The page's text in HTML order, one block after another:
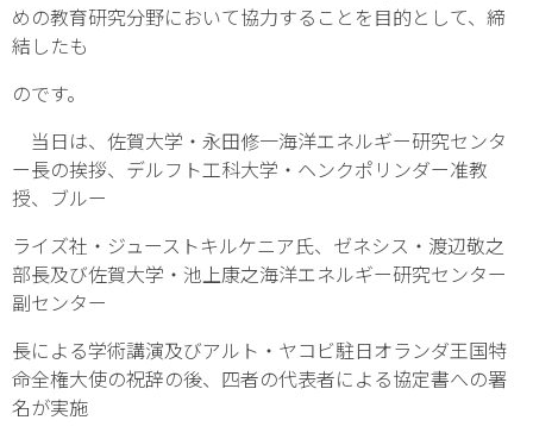
めの教育研究分野において協力することを目的として、締
結したも
のです。
当日は、佐賀大学・永田修一海洋エネルギー研究センタ
ー長の挨拶、デルフト工科大学・ヘンクポリンダー准教
授、ブルー
ライズ社・ジューストキルケニア氏、ゼネシス・渡辺敬之
部長及び佐賀大学・池上康之海洋エネルギー研究センター
副センター
長による学術講演及びアルト・ヤコビ駐日オランダ王国特
命全権大使の祝辞の後、四者の代表者による協定書への署
名が実施